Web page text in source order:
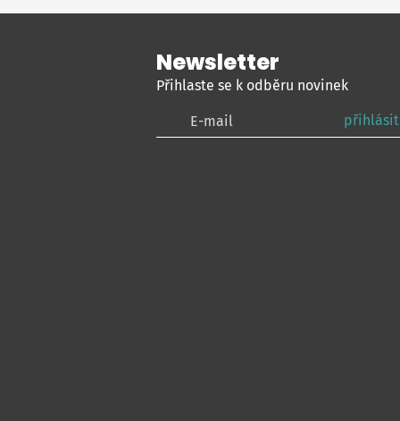
Newsletter
Přihlaste se k odběru novinek
přihlásit